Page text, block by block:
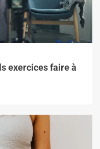
exercices faire à